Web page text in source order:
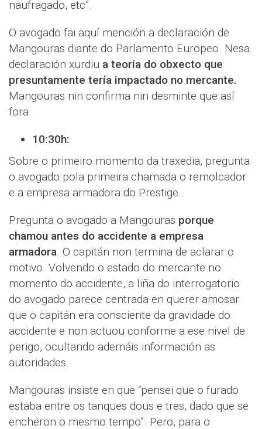
naufragado, etc”.
O avogado fai aquí mención a declaración de
Mangouras diante do Parlamento Europeo. Nesa
declaración xurdiu a teoría do obxecto que
presuntamente tería impactado no mercante.
Mangouras nin confirma nin desminte que así
fora.
10:30h:
Sobre o primeiro momento da traxedia, pregunta
o avogado pola primeira chamada o remolcador
e a empresa armadora do Prestige.
Pregunta o avogado a Mangouras porque
chamou antes do accidente a empresa
armadora. O capitán non termina de aclarar o
motivo. Volvendo o estado do mercante no
momento do accidente, a liña do interrogatorio
do avogado parece centrada en querer amosar
que o capitán era consciente da gravidade do
accidente e non actuou conforme a ese nivel de
perigo, ocultando ademáis información as
autoridades.
Mangouras insiste en que “pensei que o furado
estaba entre os tanques dous e tres, dado que se
encheron o mesmo tempo”. Pero, para o